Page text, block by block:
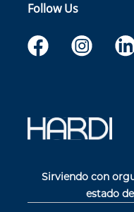
Follow Us
Sirviendo con
estado